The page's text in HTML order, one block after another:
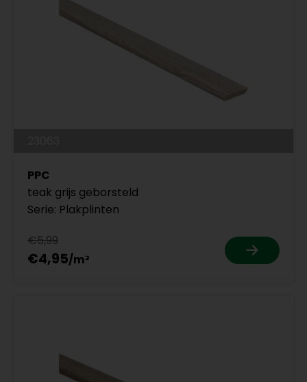
PPC
teak grijs geborsteld
Serie: Plakplinten
€5,99
€4,95